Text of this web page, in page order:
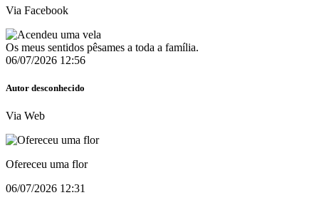
Via Facebook
Os meus sentidos pêsames a toda a família.
06/07/2026 12:56
Autor desconhecido
Via Web
Ofereceu uma flor
06/07/2026 12:31